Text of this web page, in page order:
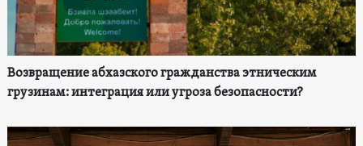
Возвращение абхазского гражданства этническим
грузинам: интеграция или угроза безопасности?